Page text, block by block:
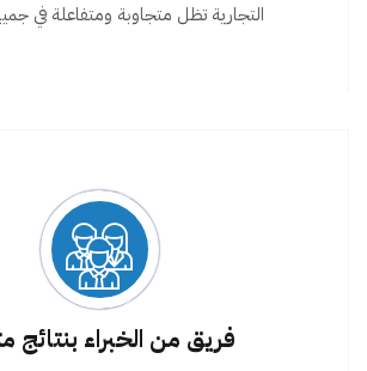
التجارية تظل متجاوبة ومتفاعلة في
فريق من الخبراء بنتائج